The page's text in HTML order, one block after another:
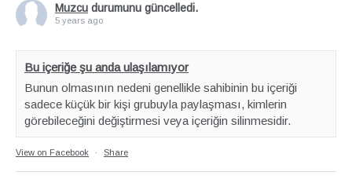
Muzcu durumunu güncelledi.
5 years ago
Bu içeriğe şu anda ulaşılamıyor
Bunun olmasının nedeni genellikle sahibinin bu içeriği
sadece küçük bir kişi grubuyla paylaşması, kimlerin
görebileceğini değiştirmesi veya içeriğin silinmesidir.
View on Facebook · Share